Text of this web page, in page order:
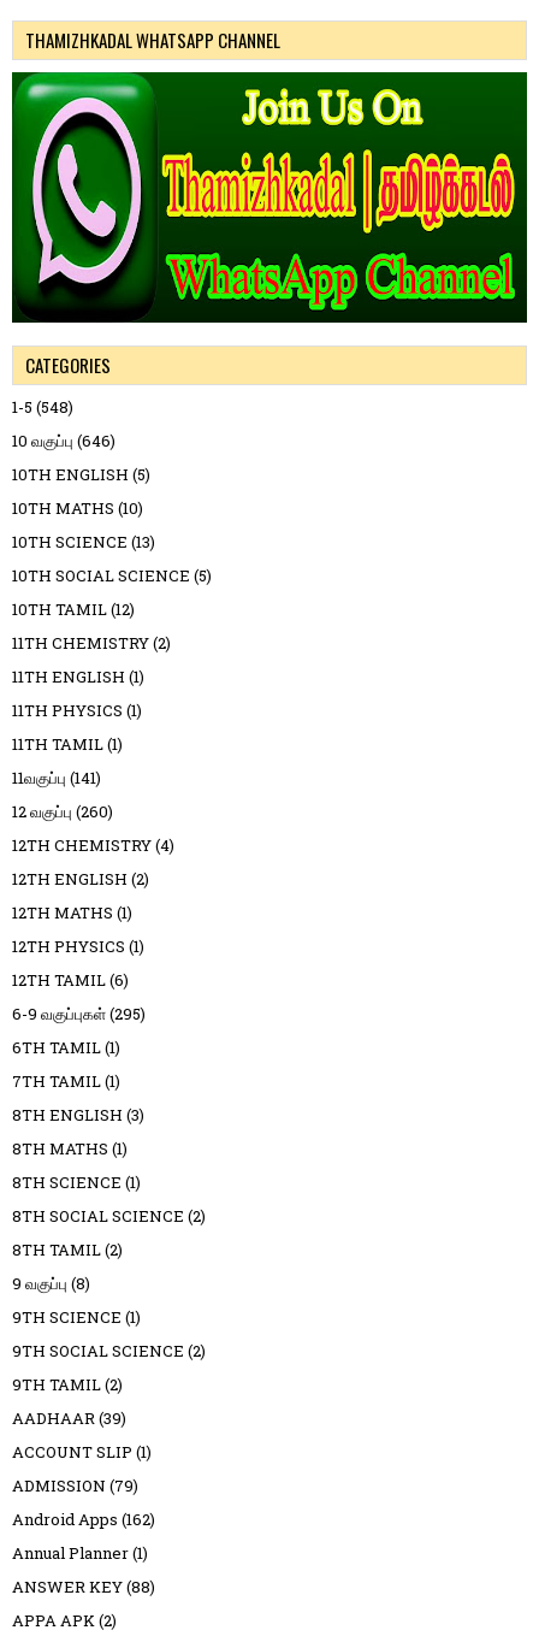
THAMIZHKADAL WHATSAPP CHANNEL
CATEGORIES
1-5 (548)
10 வகுப்பு (646)
10TH ENGLISH (5)
10TH MATHS (10)
10TH SCIENCE (13)
10TH SOCIAL SCIENCE (5)
10TH TAMIL(12)
11TH CHEMISTRY(2)
11TH ENGLISH (1)
11TH PHYSICS (1)
11TH TAMIL(1)
11வகுப்பு (141)
12 வகுப்பு (260)
12TH CHEMISTRY(4)
12TH ENGLISH (2)
12TH MATHS (1)
12TH PHYSICS (1)
12TH TAMIL(6)
6-9 வகுப்புகள்(295)
6TH TAMIL(1)
7TH TAMIL(1)
8TH ENGLISH (3)
8TH MATHS (1)
8TH SCIENCE (1)
8TH SOCIAL SCIENCE (2)
8TH TAMIL(2)
9 வகுப்பு (8)
9TH SCIENCE (1)
9TH SOCIAL SCIENCE (2)
9TH TAMIL(2)
AADHAAR(39)
ACCOUNT SLIP (1)
ADMISSION (79)
Android Apps (162)
Annual Planner(1)
ANSWER KEY(88)
APPA APK(2)